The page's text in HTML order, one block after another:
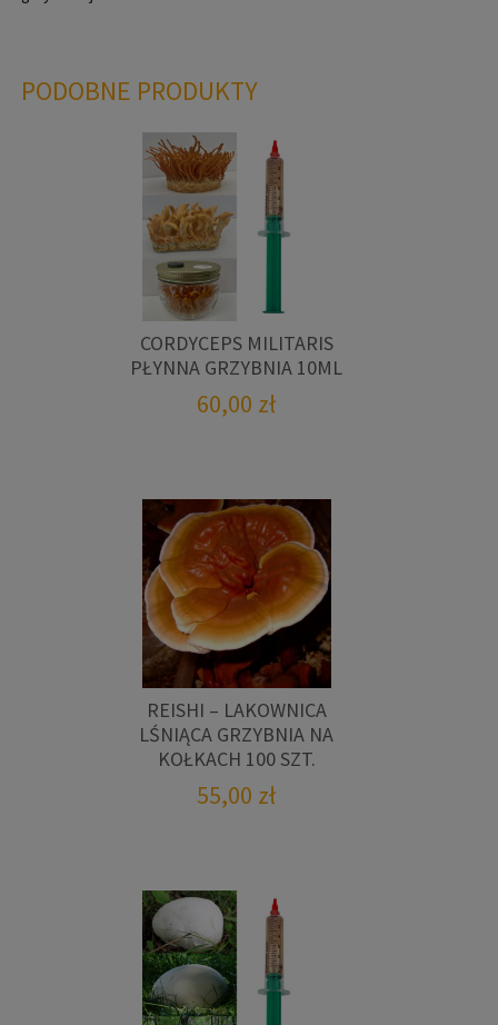
PODOBNE PRODUKTY
CORDYCEPS MILITARIS
PŁYNNA GRZYBNIA 10ML
60,00 zł
REISHI – LAKOWNICA
LŚNIĄCA GRZYBNIA NA
KOŁKACH 100 SZT.
55,00 zł